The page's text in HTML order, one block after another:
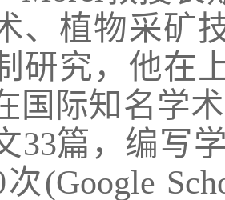
、植物采矿
研究，他在
国际知名学
33篇，编写
次(Google